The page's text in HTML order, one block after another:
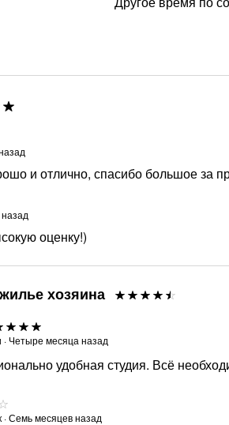
и отлично, спасибо большое за
оценку!)
хозяина
· Четыре месяца назад
удобная студия. Всё
·Семь месяцев назад